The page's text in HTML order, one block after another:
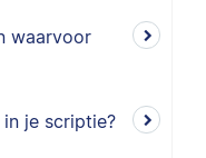
waarvoor
je scriptie?